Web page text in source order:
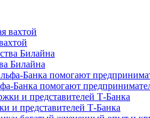
Билайна
Банка помогают
и представителей Т-Банка